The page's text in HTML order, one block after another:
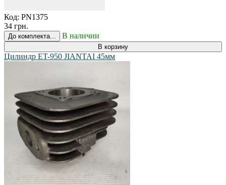
Код: PN1375
34 грн.
До комплекта... В наличии
В корзину
Цилиндр ET-950 JIANTAI 45мм